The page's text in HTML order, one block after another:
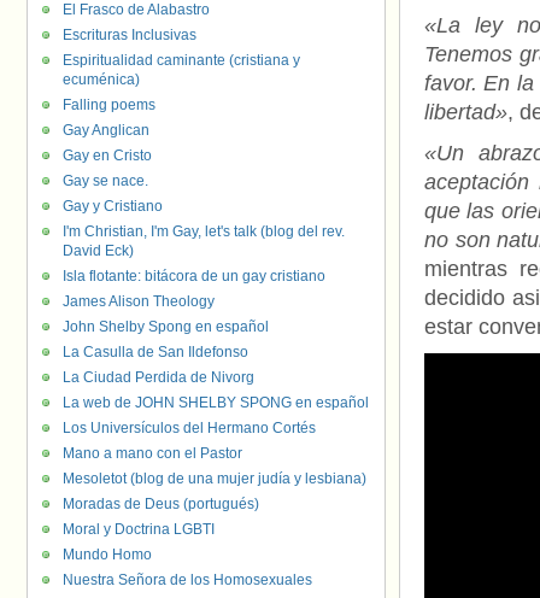
«La ley
Tenemos
favor. En
libertad»,
«Un
que las
no son
mientras
decidido
estar
El Frasco de Alabastro
Escrituras Inclusivas
Espiritualidad caminante (cristiana y
ecuménica)
Falling poems
Gay Anglican
Gay en Cristo
Gay se nace.
Gay y Cristiano
I'm Christian, I'm Gay, let's talk (blog del rev.
David Eck)
Isla flotante: bitácora de un gay cristiano
James Alison Theology
John Shelby Spong en español
La Casulla de San Ildefonso
La Ciudad Perdida de Nivorg
La web de JOHN SHELBY SPONG en español
Los Universículos del Hermano Cortés
Mano a mano con el Pastor
Mesoletot (blog de una mujer judía y lesbiana)
Moradas de Deus (portugués)
Moral y Doctrina LGBTI
Mundo Homo
Nuestra Señora de los Homosexuales